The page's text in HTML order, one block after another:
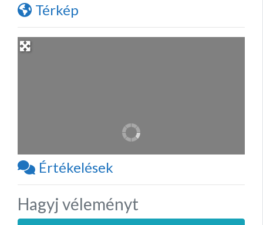
Térkép
Értékelések
Hagyj véleményt